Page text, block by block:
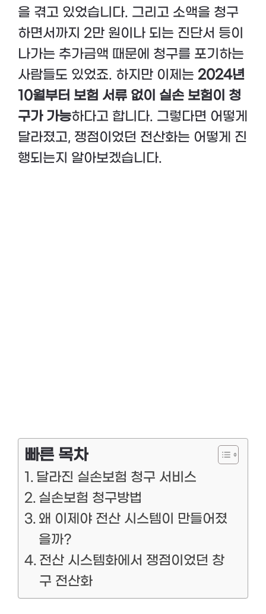
을 겪고 있었습니다. 그리고 소액을 청구
하면서까지 2만 원이나 되는 진단서 등이
나가는 추가금액 때문에 청구를 포기하는
사람들도 있었죠. 하지만 이제는 2024년
10월부터 보험 서류 없이 실손 보험이 청
구가 가능하다고 합니다. 그렇다면 어떻게
달라졌고, 쟁점이었던 전산화는 어떻게 진
행되는지 알아보겠습니다.
빠른 목차
달라진 실손보험 청구 서비스
실손보험 청구방법
왜 이제야 전산 시스템이 만들어졌
을까?
전산 시스템화에서 쟁점이었던 창
구 전산화